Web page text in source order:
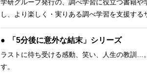
学研グループ発行の、調べ学習に役立つ書籍
し、より楽しく・実りある調べ学習を支援する
「5分後に意外な結末」シリーズ
ラストに待ち受ける感動、笑い、人生の教訓
す。